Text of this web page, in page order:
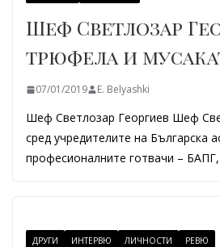
Шеф Светлозар
трюфела и
07/01/2019 E. Belyashki
Шеф Светлозар Георгиев Шеф
сред учредителите на Българска
професионалните готвачи –
ДРУГИ ИНТЕРВЮ ЛИЧНОСТИ РЕВЮ